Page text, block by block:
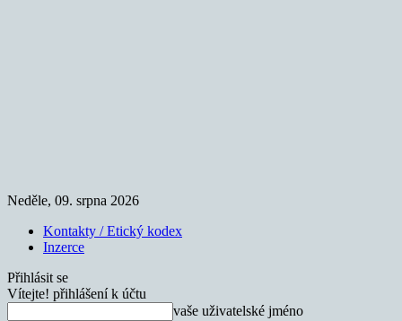
Neděle, 09. srpna 2026
Kontakty / Etický kodex
Inzerce
Přihlásit se
Vítejte! přihlášení k účtu
vaše uživatelské jméno